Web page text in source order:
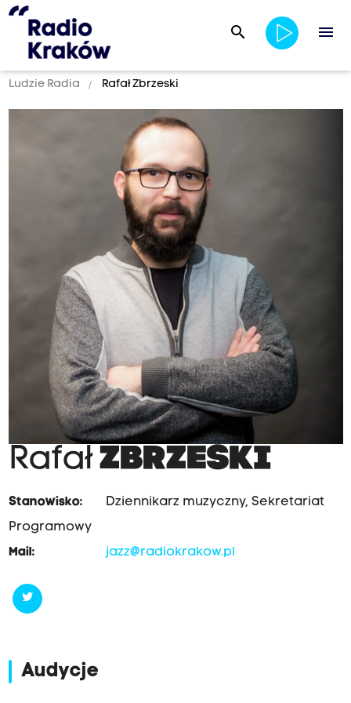
search menu
Ludzie Radia Rafał Zbrzeski
RafałZBRZESKI
Stanowisko:
Dziennikarz muzyczny, Sekretariat
Programowy
Mail:
jazz@radiokrakow.pl
Audycje